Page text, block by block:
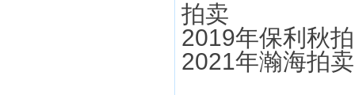
拍卖
2019年保利秋
2021年瀚海拍